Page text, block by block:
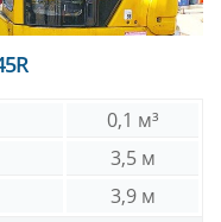
0,1 м³
3,5 м
3,9 м